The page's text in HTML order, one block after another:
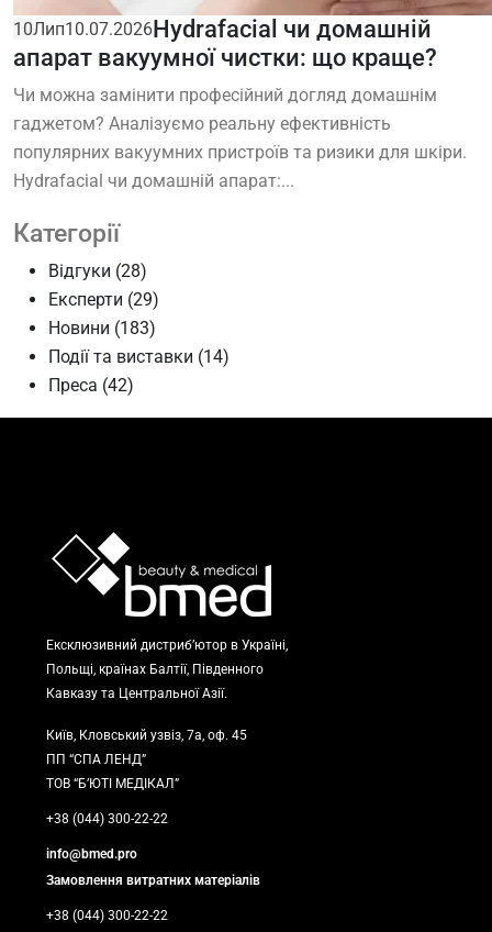
10Лип10.07.2026Hydrafacial чи домашній
апарат вакуумної чистки: що краще?
Чи можна замінити професійний догляд домашнім
гаджетом? Аналізуємо реальну ефективність
популярних вакуумних пристроїв та ризики для шкіри.
Hydrafacial чи домашній апарат:...
Категорії
Відгуки (28)
Експерти (29)
Новини (183)
Події та виставки (14)
Преса (42)
Ексклюзивний дистриб’ютор в Україні,
Польщі, країнах Балтії, Південного
Кавказу та Центральної Азії.
Київ, Кловський узвіз, 7а, оф. 45
ПП “СПА ЛЕНД”
ТОВ “Б’ЮТІ МЕДІКАЛ”
+38 (044) 300-22-22
info@bmed.pro
Замовлення витратних матеріалів
+38 (044) 300-22-22